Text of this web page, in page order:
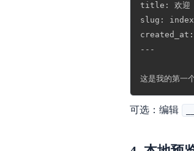
title: 欢迎
slug: index
created_at:
---
可选：编辑